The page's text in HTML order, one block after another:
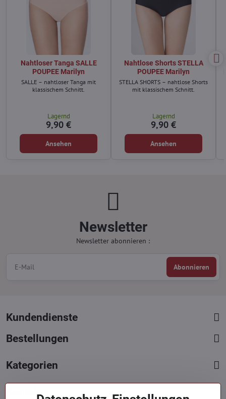
Nahtloser Tanga SALLE
POUPEE Marilyn
SALLE – nahtloser Tanga mit
klassischem Schnitt.
Lagernd
9,90 €
Ansehen
Nahtlose Shorts STELLA
POUPEE Marilyn
STELLA SHORTS – nahtlose Shorts
mit klassischem Schnitt.
Lagernd
9,90 €
Ansehen
Newsletter
Newsletter abonnieren :
Abonnieren
Kundendienste
Bestellungen
Kategorien
Kontakte